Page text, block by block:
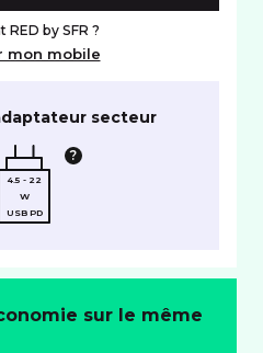
RED by SFR ?
mon mobile
secteur
4.5 - 22
W
USB PD
sur le même